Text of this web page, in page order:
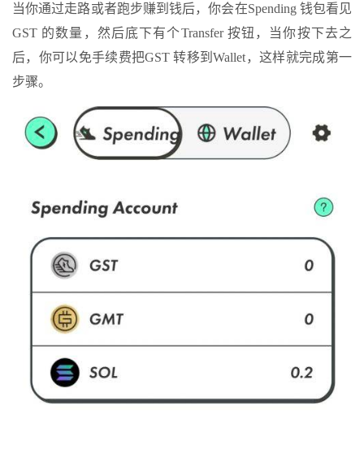
当你通过走路或者跑步赚到钱后，你会在Spending 钱包看见
GST 的数量，然后底下有个Transfer 按钮，当你按下去之
后，你可以免手续费把GST 转移到Wallet，这样就完成第一
步骤。